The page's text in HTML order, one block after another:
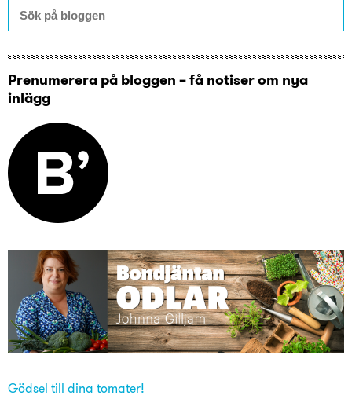
Prenumerera på bloggen – få notiser om nya
inlägg
Gödsel till dina tomater!